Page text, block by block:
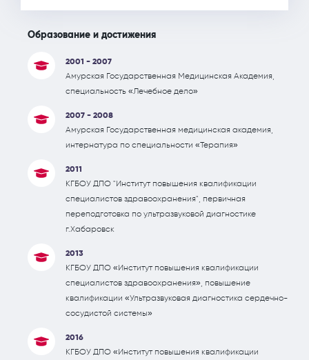
Образование и достижения
2001 - 2007
Амурская Государственная Медицинская Академия,
специальность «Лечебное дело»
2007 - 2008
Амурская Государственная медицинская академия,
интернатура по специальности «Терапия»
2011
КГБОУ ДПО "Институт повышения квалификации
специалистов здравоохранения", первичная
переподготовка по ультразвуковой диагностике
г.Хабаровск
2013
КГБОУ ДПО «Институт повышения квалификации
специалистов здравоохранения», повышение
квалификации «Ультразвуковая диагностика сердечно-
сосудистой системы»
2016
КГБОУ ДПО «Институт повышения квалификации